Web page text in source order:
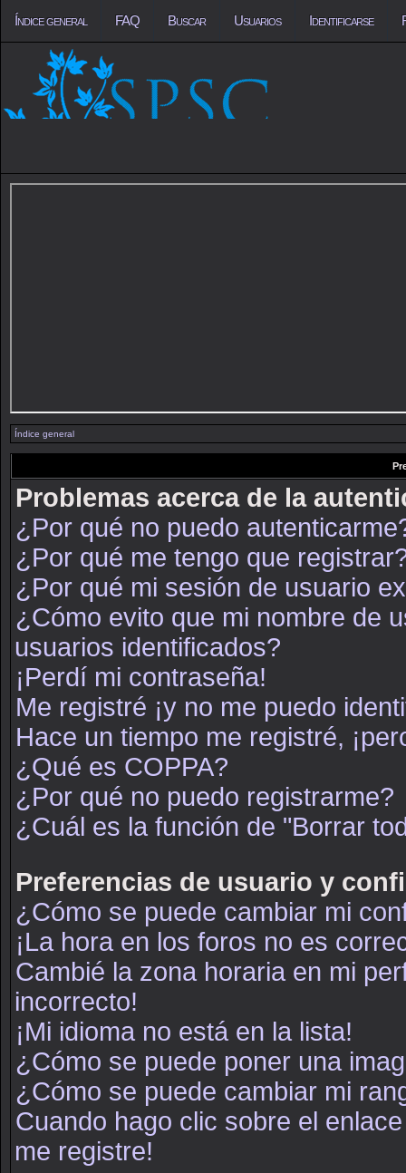
Índice general FAQ Buscar Usuarios Identificarse
Índice general
Problemas acerca de la
¿Por qué no puedo
¿Por qué me tengo que
¿Por qué mi sesión de usuario
¿Cómo evito que mi nombre de
usuarios identificados?
¡Perdí mi contraseña!
Me registré ¡y no me puedo
Hace un tiempo me registré,
¿Qué es COPPA?
¿Por qué no puedo registrarme?
¿Cuál es la función de "Borrar
Preferencias de usuario y
¿Cómo se puede cambiar mi
¡La hora en los foros no es
Cambié la zona horaria en mi
incorrecto!
¡Mi idioma no está en la lista!
¿Cómo se puede poner una
¿Cómo se puede cambiar mi
Cuando hago clic sobre el
me registre!